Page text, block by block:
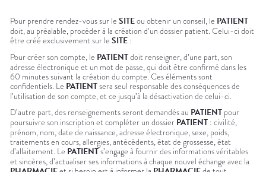
Pour prendre rendez-vous sur le SITEou obtenir un conseil, le PATIENT
doit, au préalable, procéder à la création d’un dossier patient. Celui-ci doit
être créé exclusivement sur le SITE :
Pour créer son compte, le PATIENTdoit renseigner, d’une part, son
adresse électronique et un mot de passe, qui doit être confirmé dans les
60 minutes suivant la création du compte. Ces éléments sont
confidentiels. Le PATIENTsera seul responsable des conséquences de
l’utilisation de son compte, et ce jusqu’à la désactivation de celui-ci.
D’autre part, des renseignements seront demandés au PATIENT pour
poursuivre son inscription et compléter un dossier PATIENT : civilité,
prénom, nom, date de naissance, adresse électronique, sexe, poids,
traitements en cours, allergies, antécédents, état de grossesse, état
d’allaitement. Le PATIENTs’engage à fournir des informations véritables
et sincères, d’actualiser ses informations à chaque nouvel échange avec la